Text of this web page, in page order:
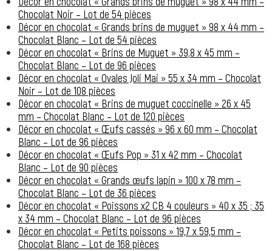
Chocolat Noir – Lot de 54 pièces
Décor en chocolat « Grands brins de muguet » 98 x 44 mm –
Chocolat Blanc – Lot de 54 pièces
Décor en chocolat « Brins de Muguet » 39,8 x 45 mm –
Chocolat Blanc – Lot de 96 pièces
Décor en chocolat « Ovales Joli Mai » 55 x 34 mm – Chocolat
Noir – Lot de 108 pièces
Décor en chocolat « Brins de muguet coccinelle » 26 x 45
mm – Chocolat Blanc – Lot de 120 pièces
Décor en chocolat « Œufs cassés » 96 x 60 mm – Chocolat
Blanc – Lot de 96 pièces
Décor en chocolat « Œufs Pop » 31 x 42 mm – Chocolat
Blanc – Lot de 90 pièces
Décor en chocolat « Grands œufs lapin » 100 x 78 mm –
Chocolat Blanc – Lot de 36 pièces
Décor en chocolat « Poissons x2 CB 4 couleurs » 40 x 35 ; 35
x 34 mm – Chocolat Blanc – Lot de 96 pièces
Décor en chocolat « Petits poissons » 19,7 x 59,5 mm –
Chocolat Blanc – Lot de 168 pièces